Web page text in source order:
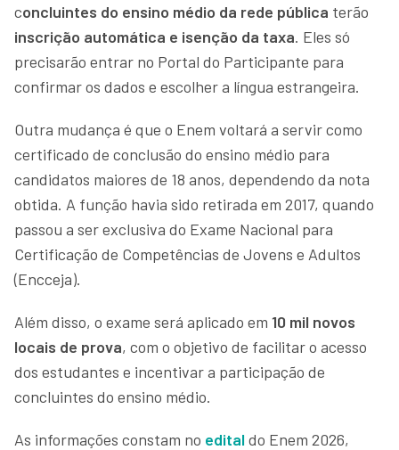
concluintes do ensino médio da rede pública terão
inscrição automática e isenção da taxa. Eles só
precisarão entrar no Portal do Participante para
confirmar os dados e escolher a língua estrangeira.
Outra mudança é que o Enem voltará a servir como
certificado de conclusão do ensino médio para
candidatos maiores de 18 anos, dependendo da nota
obtida. A função havia sido retirada em 2017, quando
passou a ser exclusiva do Exame Nacional para
Certificação de Competências de Jovens e Adultos
(Encceja).
Além disso, o exame será aplicado em 10 mil novos
locais de prova, com o objetivo de facilitar o acesso
dos estudantes e incentivar a participação de
concluintes do ensino médio.
As informações constam no editaldo Enem 2026,